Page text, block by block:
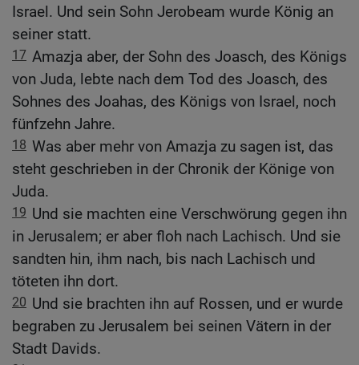
Israel. Und sein Sohn Jerobeam wurde König an
seiner statt.
17 Amazja aber, der Sohn des Joasch, des Königs
von Juda, lebte nach dem Tod des Joasch, des
Sohnes des Joahas, des Königs von Israel, noch
fünfzehn Jahre.
18 Was aber mehr von Amazja zu sagen ist, das
steht geschrieben in der Chronik der Könige von
Juda.
19 Und sie machten eine Verschwörung gegen ihn
in Jerusalem; er aber floh nach Lachisch. Und sie
sandten hin, ihm nach, bis nach Lachisch und
töteten ihn dort.
20 Und sie brachten ihn auf Rossen, und er wurde
begraben zu Jerusalem bei seinen Vätern in der
Stadt Davids.